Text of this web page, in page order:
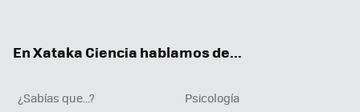
En Xataka Ciencia hablamos de...
¿Sabías que...?
Psicología